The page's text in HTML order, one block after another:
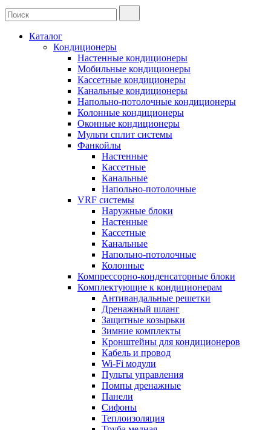
Каталог
Кондиционеры
Настенные кондиционеры
Мобильные кондиционеры
Кассетные кондиционеры
Канальные кондиционеры
Напольно-потолочные кондиционеры
Колонные кондиционеры
Оконные кондиционеры
Мульти сплит системы
Фанкойлы
Настенные
Кассетные
Канальные
Напольно-потолочные
VRF системы
Наружные блоки
Настенные
Кассетные
Канальные
Напольно-потолочные
Колонные
Компрессорно-конденсаторные блоки
Комплектующие к кондиционерам
Антивандальные решетки
Дренажный шланг
Защитные козырьки
Зимние комплекты
Кронштейны для кондиционеров
Кабель и провод
Wi-Fi модули
Пульты управления
Помпы дренажные
Панели
Сифоны
Теплоизоляция